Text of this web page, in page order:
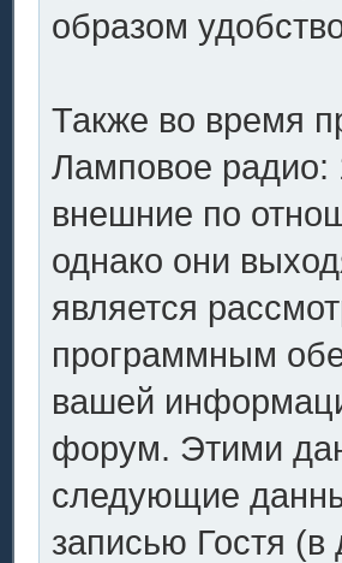
образом
Также во время
Ламповое радио:
внешние по
однако они
является
программным
вашей
форум. Этими
следующие
записью Гостя